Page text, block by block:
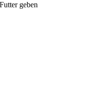
geben